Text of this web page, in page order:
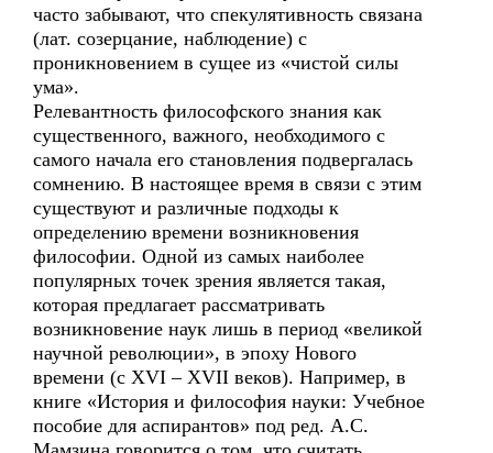
часто забывают, что спекулятивность связана
(лат. созерцание, наблюдение) с
проникновением в сущее из «чистой силы
ума».
Релевантность философского знания как
существенного, важного, необходимого с
самого начала его становления подвергалась
сомнению. В настоящее время в связи с этим
существуют и различные подходы к
определению времени возникновения
философии. Одной из самых наиболее
популярных точек зрения является такая,
которая предлагает рассматривать
возникновение наук лишь в период «великой
научной революции», в эпоху Нового
времени (c XVI – XVII веков). Например, в
книге «История и философия науки: Учебное
пособие для аспирантов» под ред. А.С.